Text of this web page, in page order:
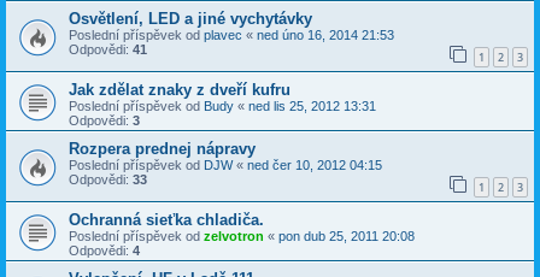
Osvětlení, LED a jiné vychytávky
Poslední příspěvek od plavec « ned úno 16, 2014 21:53
Odpovědi: 41 1 2 3
Jak zdělat znaky z dveří kufru
Poslední příspěvek od Budy « ned lis 25, 2012 13:31
Odpovědi: 3
Rozpera prednej nápravy
Poslední příspěvek od DJW« ned čer 10, 2012 04:15
Odpovědi: 33 1 2 3
Ochranná sieťka chladiča.
Poslední příspěvek od zelvotron « pon dub 25, 2011 20:08
Odpovědi: 4